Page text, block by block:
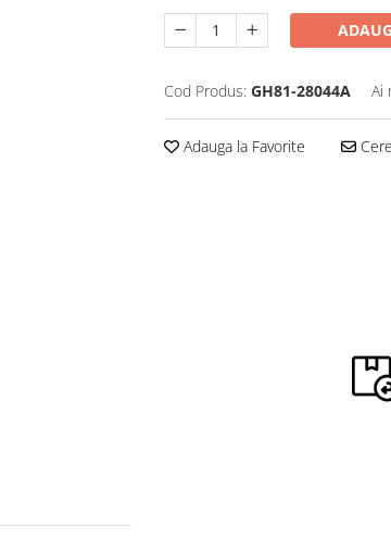
Cod Produs: GH81-28044A Ai
Adauga la Favorite